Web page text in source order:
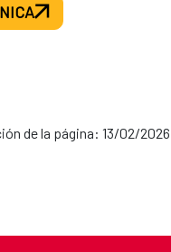
de la página: 13/02/2026